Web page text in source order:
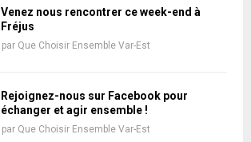
Venez nous rencontrer ce week-end à
Fréjus
par Que Choisir Ensemble Var-Est
Rejoignez-nous sur Facebook pour
échanger et agir ensemble !
par Que Choisir Ensemble Var-Est